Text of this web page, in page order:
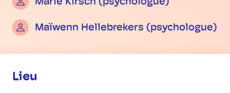
Marie Kirsch (psychologue)
Maïwenn Hellebrekers (psychologue)
Informations pratiques
Lieu